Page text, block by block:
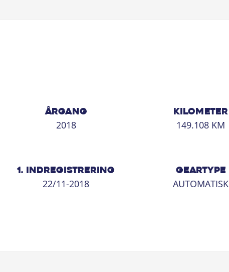
ÅRGANG
2018
KILOMETER
149.108 KM
1. INDREGISTRERING
22/11-2018
GEARTYPE
AUTOMATISK